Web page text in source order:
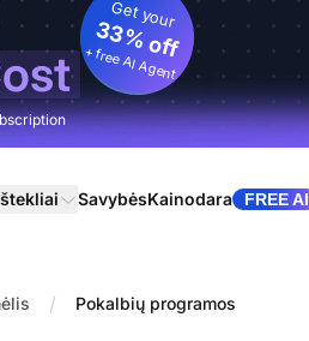
Get your
33% off
+ free AI Agent
SavybėsKainodara FREE AI
/ Pokalbių programos